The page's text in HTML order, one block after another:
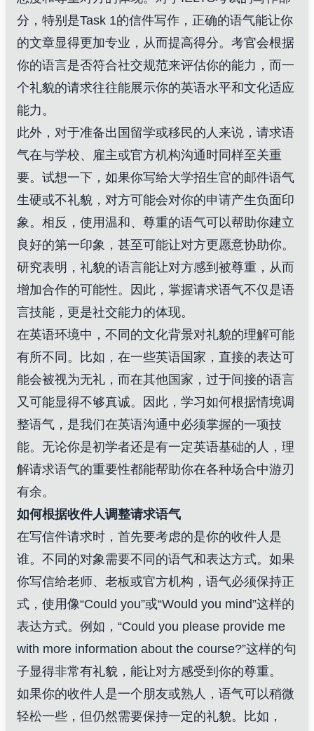
分，特别是Task 1的信件写作，正确的语气能让你
的文章显得更加专业，从而提高得分。考官会根据
你的语言是否符合社交规范来评估你的能力，而一
个礼貌的请求往往能展示你的英语水平和文化适应
能力。
此外，对于准备出国留学或移民的人来说，请求语
气在与学校、雇主或官方机构沟通时同样至关重
要。试想一下，如果你写给大学招生官的邮件语气
生硬或不礼貌，对方可能会对你的申请产生负面印
象。相反，使用温和、尊重的语气可以帮助你建立
良好的第一印象，甚至可能让对方更愿意协助你。
研究表明，礼貌的语言能让对方感到被尊重，从而
增加合作的可能性。因此，掌握请求语气不仅是语
言技能，更是社交能力的体现。
在英语环境中，不同的文化背景对礼貌的理解可能
有所不同。比如，在一些英语国家，直接的表达可
能会被视为无礼，而在其他国家，过于间接的语言
又可能显得不够真诚。因此，学习如何根据情境调
整语气，是我们在英语沟通中必须掌握的一项技
能。无论你是初学者还是有一定英语基础的人，理
解请求语气的重要性都能帮助你在各种场合中游刃
有余。
如何根据收件人调整请求语气
在写信件请求时，首先要考虑的是你的收件人是
谁。不同的对象需要不同的语气和表达方式。如果
你写信给老师、老板或官方机构，语气必须保持正
式，使用像“Could you”或“Would you mind”这样的
表达方式。例如，“Could you please provide me
with more information about the course?”这样的句
子显得非常有礼貌，能让对方感受到你的尊重。
如果你的收件人是一个朋友或熟人，语气可以稍微
轻松一些，但仍然需要保持一定的礼貌。比如，